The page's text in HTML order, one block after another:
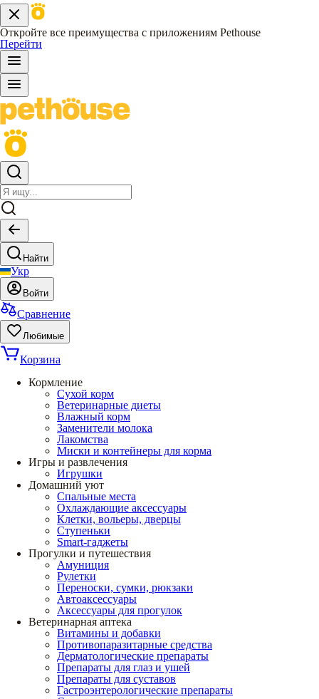
Откройте все преимущества с приложениям Pethouse
Перейти
Найти
Укр
Войти
Сравнение
Любимые
Корзина
Кормление
Сухой корм
Ветеринарные диеты
Влажный корм
Заменители молока
Лакомства
Миски и контейнеры для корма
Игры и развлечения
Игрушки
Домашний уют
Спальные места
Охлаждающие аксессуары
Клетки, вольеры, дверцы
Ступеньки
Smart-гаджеты
Прогулки и путешествия
Амуниция
Рулетки
Переноски, сумки, рюкзаки
Автоаксессуары
Аксессуары для прогулок
Ветеринарная аптека
Витамины и добавки
Противопаразитарные средства
Дерматологические препараты
Препараты для глаз и ушей
Препараты для суставов
Гастроэнтерологические препараты